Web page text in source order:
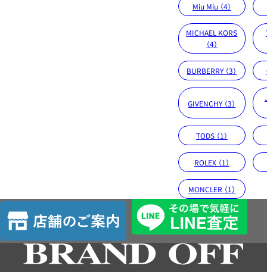
Miu Miu （4）
MICHAEL KORS
（4）
BURBERRY （3）
GIVENCHY （3）
TODS （1）
ROLEX （1）
MONCLER （1）
店
舗
の